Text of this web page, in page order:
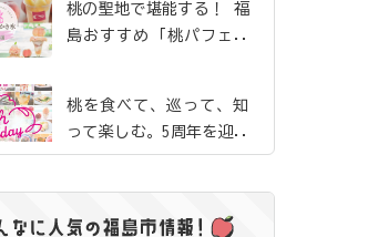
ホリデイ2026】
桃の聖地で堪能する！ 福
島おすすめ「桃パフェ＆
桃を食べて、巡って、知
って楽しむ。5周年を迎え
た「ふくしまピーチホリ
たい絶品桃ドリンク｜飯